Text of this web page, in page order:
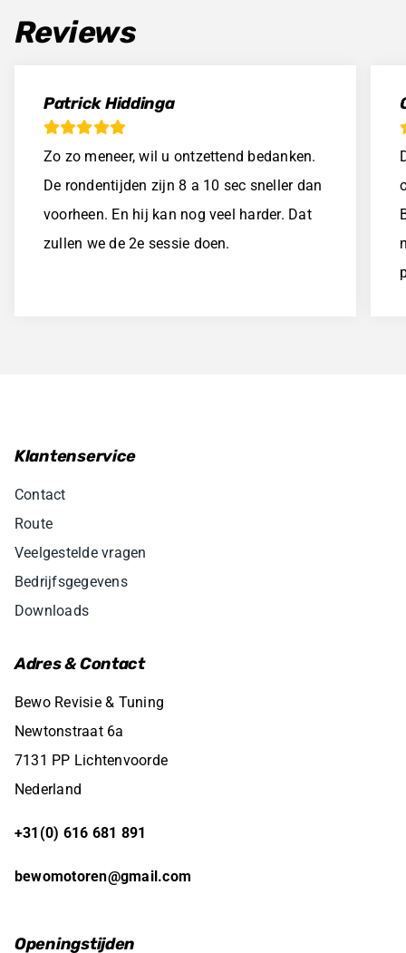
Reviews
Patrick Hiddinga
Zo zo meneer, wil u ontzettend bedanken.
De rondentijden zijn 8 a 10 sec sneller dan
voorheen. En hij kan nog veel harder. Dat
zullen we de 2e sessie doen.
Klantenservice
Contact
Route
Veelgestelde vragen
Bedrijfsgegevens
Downloads
Adres & Contact
Bewo Revisie & Tuning
Newtonstraat 6a
7131 PP Lichtenvoorde
Nederland
+31(0) 616 681 891
bewomotoren@gmail.com
Openingstijden